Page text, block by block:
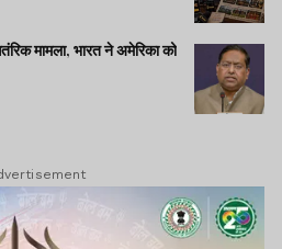
मामला, भारत ने अमेरिका को